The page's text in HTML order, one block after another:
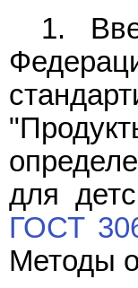
1.
для
ГОСТ
Методы